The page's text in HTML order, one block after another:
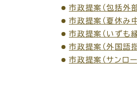
くらしの便利
市政提案（包括外
市政提案（夏休み
市政提案（いずも
市政提案（外国語
市政提案（サンロ